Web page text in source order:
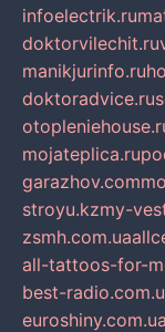
infoelectrik.ru
doktorvilechit.ru
manikjurinfo.ru
doktoradvice.ru
mojateplica.ru
garazhov.com
stroyu.kzmy-
zsmh.com.ua
all-tattoos-for-
best-
euroshiny.com.ua